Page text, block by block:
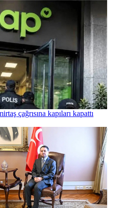
çağrısına kapıları kapattı